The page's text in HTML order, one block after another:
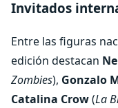
Invitados
Entre las figuras
edición destacan
Zombies), Gonzalo
Catalina Crow(La